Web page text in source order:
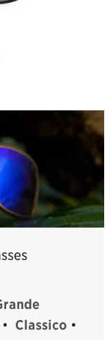
• Classico •